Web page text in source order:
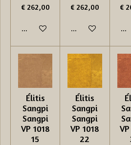
€ 262,00
In winkelwagen
€ 262,00
In winkelwagen
€
In
Élitis
Sangpi
Sangpi
VP 1018
15
Élitis
Sangpi
Sangpi
VP 1018
22